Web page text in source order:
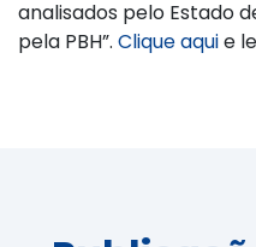
analisados pelo Estado
pela PBH”. Clique aquie